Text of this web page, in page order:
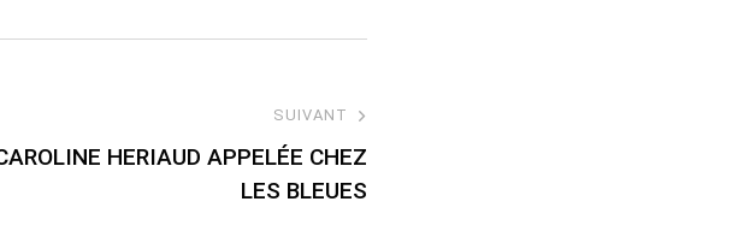
SUIVANT
HERIAUD APPELÉE CHEZ
LES BLEUES